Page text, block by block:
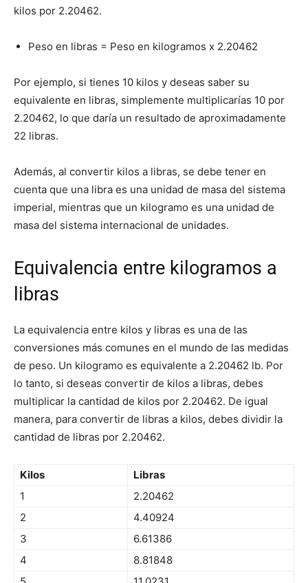
kilos por 2.20462.
Peso en libras = Peso en kilogramos x 2.20462
Por ejemplo, si tienes 10 kilos y deseas saber su
equivalente en libras, simplemente multiplicarías 10 por
2.20462, lo que daría un resultado de aproximadamente
22 libras.
Además, al convertir kilos a libras, se debe tener en
cuenta que una libra es una unidad de masa del sistema
imperial, mientras que un kilogramo es una unidad de
masa del sistema internacional de unidades.
Equivalencia entre kilogramos a
libras
La equivalencia entre kilos y libras es una de las
conversiones más comunes en el mundo de las medidas
de peso. Un kilogramo es equivalente a 2.20462 lb. Por
lo tanto, si deseas convertir de kilos a libras, debes
multiplicar la cantidad de kilos por 2.20462. De igual
manera, para convertir de libras a kilos, debes dividir la
cantidad de libras por 2.20462.
Kilos
Libras
1
2.20462
2
4.40924
3
6.61386
4
8.81848